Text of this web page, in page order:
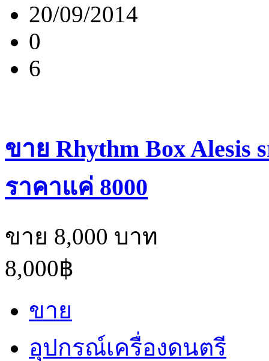
20/09/2014
0
6
ขาย Rhythm Box
ราคาแค่ 8000
ขาย 8,000 บาท
8,000฿
ขาย
อุปกรณ์เครื่องดนตรี